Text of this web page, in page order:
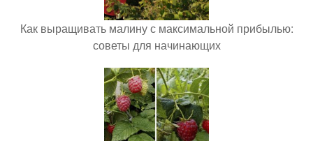
Как выращивать малину с максимальной прибылью:
советы для начинающих